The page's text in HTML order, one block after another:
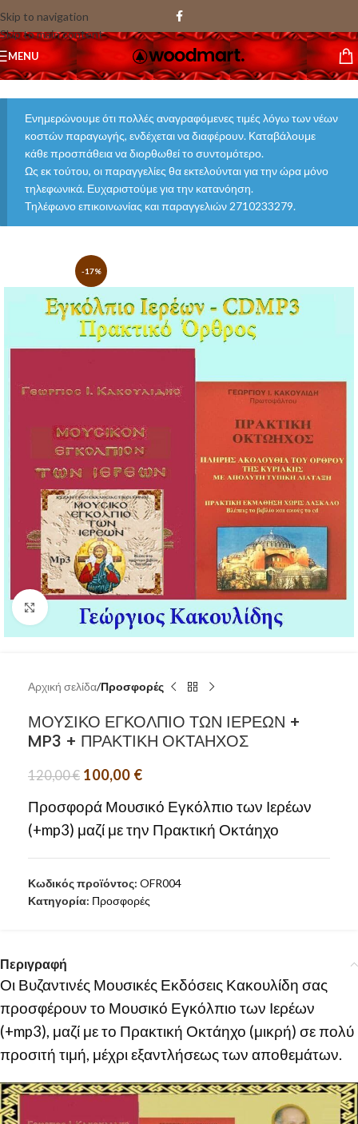
Skip to navigation
Skip to main content
MENU
Ενημερώνουμε ότι πολλές αναγραφόμενες τιμές λόγω των νέων
κοστών παραγωγής, ενδέχεται να διαφέρουν. Καταβάλουμε
κάθε προσπάθεια να διορθωθεί το συντομότερο.
Ως εκ τούτου, οι παραγγελίες θα εκτελούνται για την ώρα μόνο
τηλεφωνικά. Ευχαριστούμε για την κατανόηση.
Τηλέφωνο επικοινωνίας και παραγγελιών 2710233279.
-17%
Click to enlarge
Αρχική σελίδα Προσφορές
ΜΟΥΣΙΚΟ ΕΓΚΟΛΠΙΟ ΤΩΝ ΙΕΡΕΩΝ +
MP3 + ΠΡΑΚΤΙΚΗ ΟΚΤΑΗΧΟΣ
120,00€ 100,00 €
Προσφορά Μουσικό Εγκόλπιο των Ιερέων
(+mp3) μαζί με την Πρακτική Οκτάηχο
Κωδικός προϊόντος: OFR004
Κατηγορία: Προσφορές
Περιγραφή
Οι Βυζαντινές Μουσικές Εκδόσεις Κακουλίδη σας
προσφέρουν το Μουσικό Εγκόλπιο των Ιερέων
(+mp3), μαζί με το Πρακτική Οκτάηχο (μικρή) σε πολύ
προσιτή τιμή, μέχρι εξαντλήσεως των αποθεμάτων.